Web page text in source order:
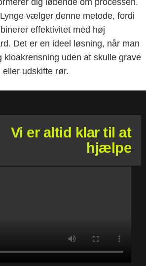
dig løbende om processen.
vælger denne metode, fordi
effektivitet med høj
Det er en ideel løsning, når man
kloakrensning uden at skulle grave
eller udskifte rør.
Vi er altid klar til at
hjælpe